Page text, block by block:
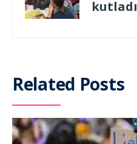
kutladı
Related Posts